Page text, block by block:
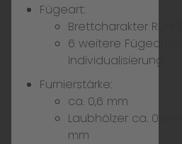
Fügeart:
Brettcharakter RUHIG
6 weitere Fügearten:
Individualisierung
Furnierstärke:
ca. 0,6 mm
Laubhölzer ca. 0,6
mm